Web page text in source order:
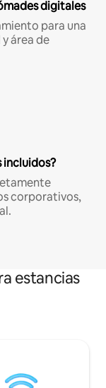
digitales
para una
área de
incluidos?
corporativos,
estancias